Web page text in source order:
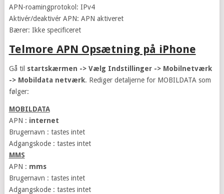
APN-roamingprotokol: IPv4
Aktivér/deaktivér APN: APN aktiveret
Bærer: Ikke specificeret
Telmore APN Opsætning på iPhone
Gå til startskærmen -> Vælg Indstillinger -> Mobilnetværk
-> Mobildata netværk. Rediger detaljerne for MOBILDATA som
følger:
MOBILDATA
APN : internet
Brugernavn : tastes intet
Adgangskode : tastes intet
MMS
APN : mms
Brugernavn : tastes intet
Adgangskode : tastes intet